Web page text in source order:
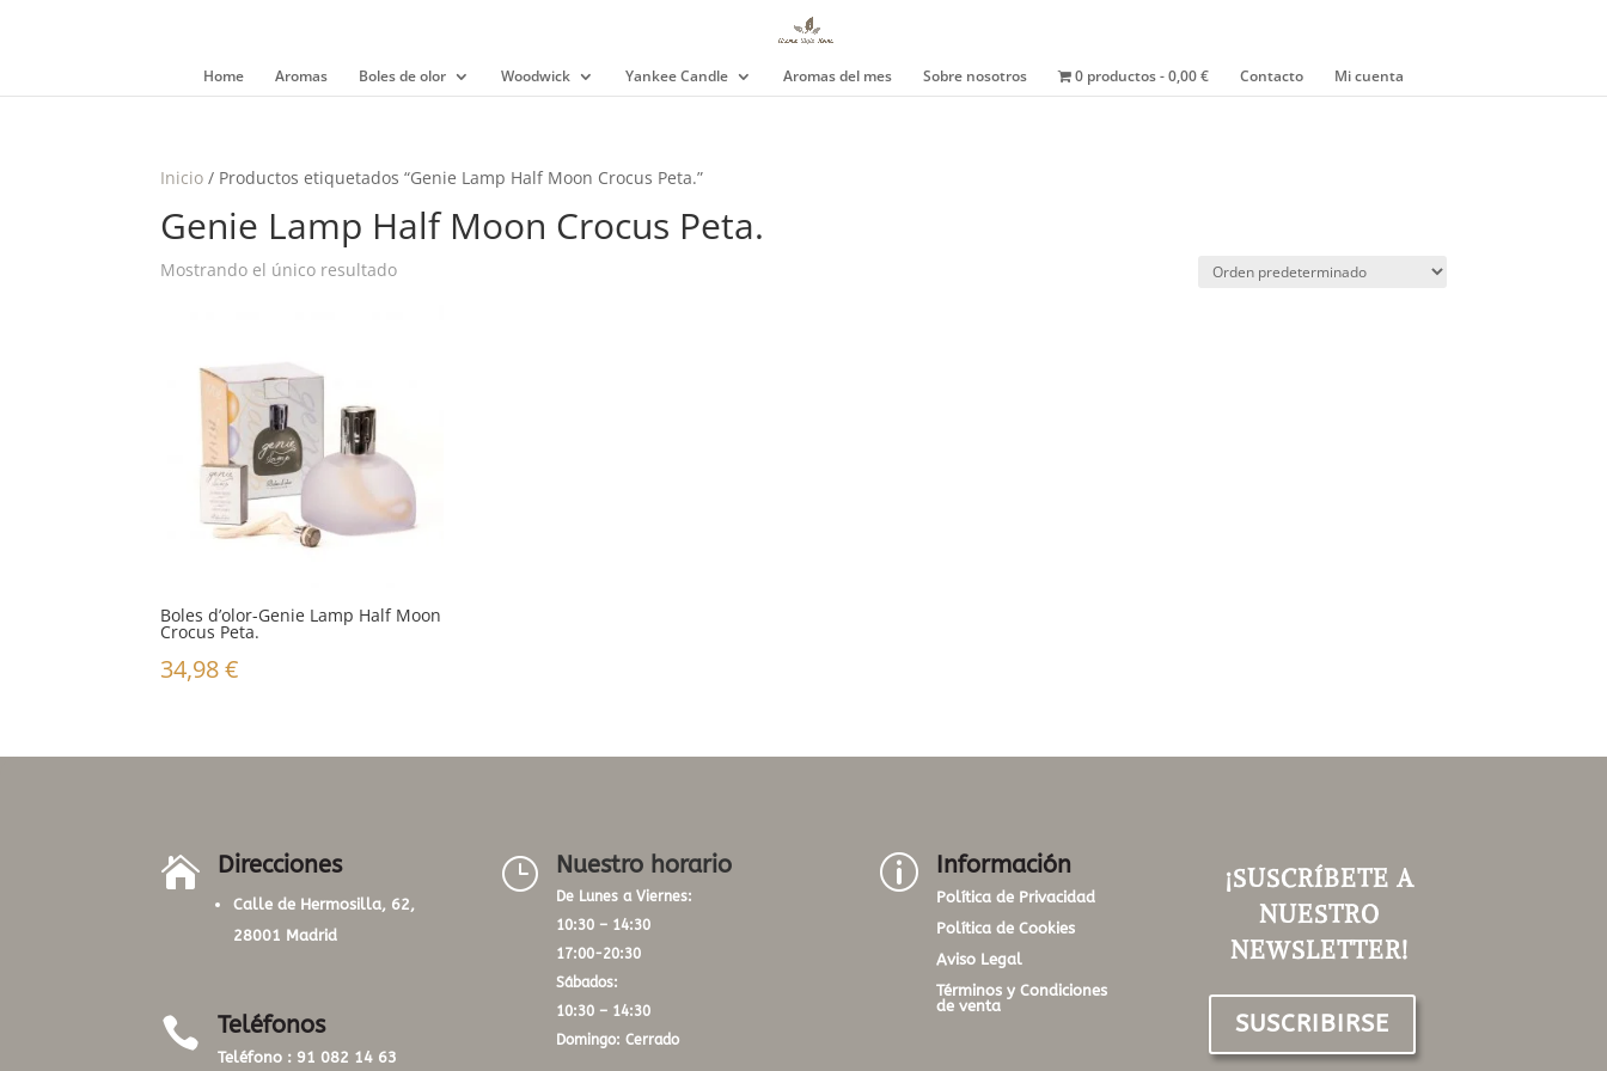
Home Aromas Boles de olor Woodwick Yankee Candle Aromas del mes Sobre nosotros 0 productos 0,00 € Contacto Mi cuenta
Inicio / Productos etiquetados “Genie Lamp Half Moon Crocus Peta.”
Genie Lamp Half Moon Crocus Peta.
Mostrando el único resultado
Boles d’olor-Genie Lamp Half Moon
Crocus Peta.
34,98€
 Direcciones
Calle de Hermosilla, 62,
28001 Madrid
 Teléfonos
Teléfono : 91 082 14 63
} Nuestro horario
De Lunes a Viernes:
10:30 – 14:30
17:00-20:30
Sábados:
10:30 – 14:30
Domingo: Cerrado
p Información
Política de Privacidad
Política de Cookies
Aviso Legal
Términos y Condiciones
de venta
¡SUSCRÍBETE A
NUESTRO
NEWSLETTER!
SUSCRIBIRSE